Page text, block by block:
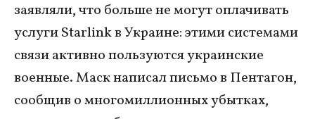
заявляли, что больше не могут оплачивать
услуги Starlink в Украине: этими системами
связи активно пользуются украинские
военные. Маск написал письмо в Пентагон,
сообщив о многомиллионных убытках,